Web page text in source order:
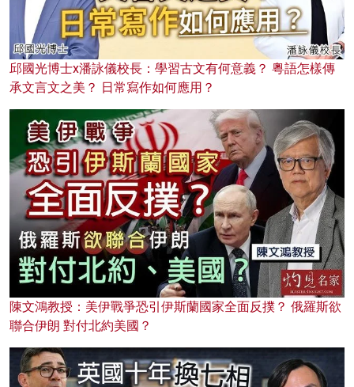
邱國光博士x潘詠儀校長：學習古文有何意義？ 粵語怎樣傳
承文言文之美？ 日常寫作如何應用？
陳文鴻教授：美伊戰爭恐引伊斯蘭國家全面反撲？ 俄羅斯欲
聯合伊朗 對付北約美國？